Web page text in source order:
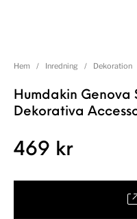
Hem / Inredning / Dekoration
Humdakin Genova
Dekorativa
469 kr